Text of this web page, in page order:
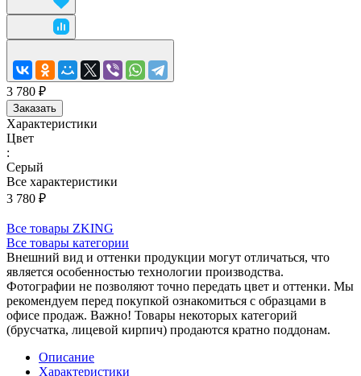
3 780 ₽
Заказать
Характеристики
Цвет
:
Серый
Все характеристики
3 780 ₽
Все товары ZKING
Все товары категории
Внешний вид и оттенки продукции могут отличаться, что
является особенностью технологии производства.
Фотографии не позволяют точно передать цвет и оттенки. Мы
рекомендуем перед покупкой ознакомиться с образцами в
офисе продаж. Важно! Товары некоторых категорий
(брусчатка, лицевой кирпич) продаются кратно поддонам.
Описание
Характеристики